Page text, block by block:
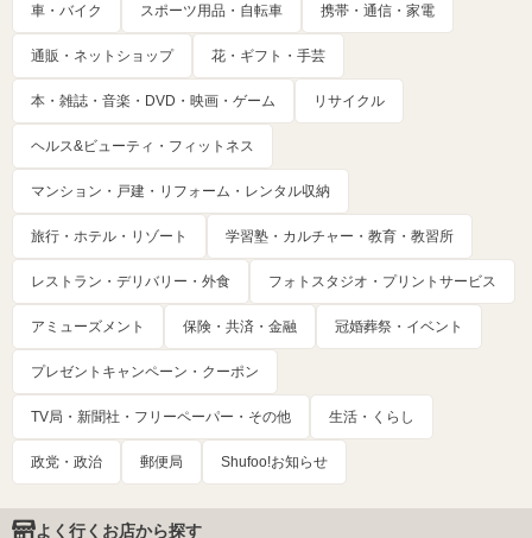
車・バイク スポーツ用品・自転車 携帯・通信・家電
通販・ネットショップ 花・ギフト・手芸
本・雑誌・音楽・DVD・映画・ゲーム リサイクル
ヘルス&ビューティ・フィットネス
マンション・戸建・リフォーム・レンタル収納
旅行・ホテル・リゾート 学習塾・カルチャー・教育・教習所
レストラン・デリバリー・外食 フォトスタジオ・プリントサービス
アミューズメント 保険・共済・金融 冠婚葬祭・イベント
プレゼントキャンペーン・クーポン
TV局・新聞社・フリーペーパー・その他 生活・くらし
政党・政治 郵便局 Shufoo!お知らせ
よく行くお店から探す